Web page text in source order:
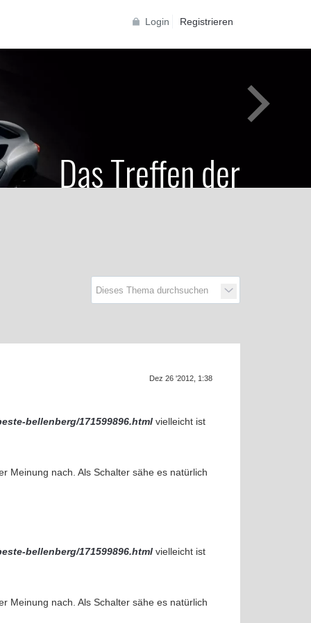
Login Registrieren
Das Treffen der
Dez 26 '2012, 1:38
bellenberg/171599896.html vielleicht ist
Meinung nach. Als Schalter sähe es natürlich
bellenberg/171599896.html vielleicht ist
Meinung nach. Als Schalter sähe es natürlich